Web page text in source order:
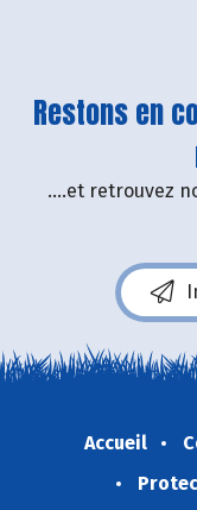
Restons en
....et retrouvez
Accueil